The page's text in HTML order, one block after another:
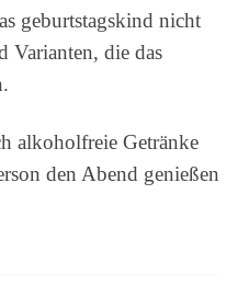
geburtstagskind nicht
Varianten, die das
alkoholfreie Getränke
den Abend genießen